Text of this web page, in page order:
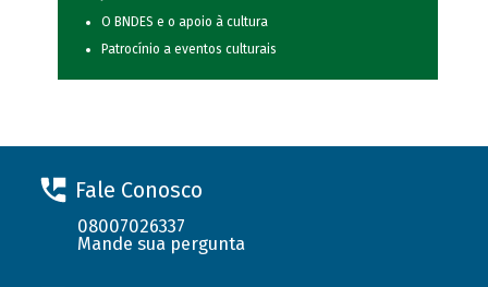
O BNDES e o apoio à cultura
Patrocínio a eventos culturais
Fale Conosco
08007026337
Mande sua pergunta